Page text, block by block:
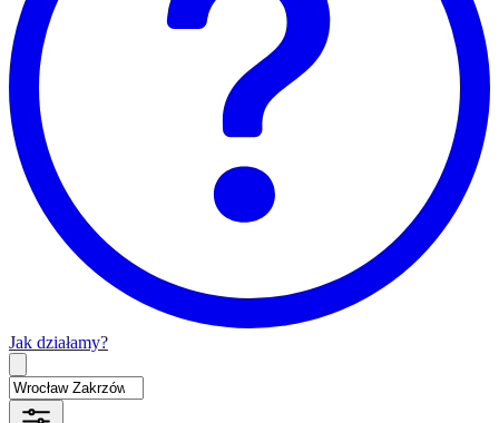
Jak działamy?